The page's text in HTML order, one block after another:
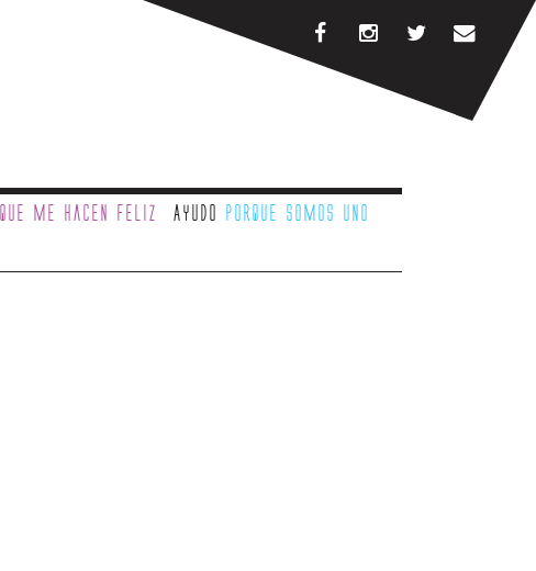
que me hacen feliz Ayudo porque somos uno